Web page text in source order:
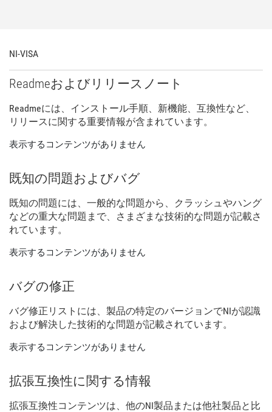
NI-VISA
Readmeおよび リリース ノート
Readmeには、 インストール手順、 新機能、 互換性など、
リリースに関する重要情報が含 まれてい ます。
表示するコンテンツがありません
既知の問題およびバグ
既知の問題には、 一般的な問題から、 クラッシュやハング
などの重大な問題 まで、 さまざま な技術的な問題が記載さ
れてい ます。
表示するコンテンツがありません
バグの修正
バグ修正 リスト には、 製品の特定のバージョンでNIが認識
および解決した技術的な問題が記載されてい ます。
表示するコンテンツがありません
拡張互換性に関する情報
拡張互換性コンテンツは、 他のNI製品 または他社製品と 比